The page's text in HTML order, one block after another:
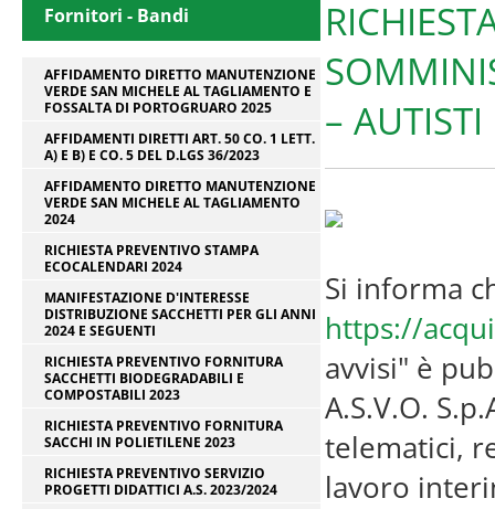
Fornitori - Bandi
AFFIDAMENTO DIRETTO MANUTENZIONE
VERDE SAN MICHELE AL TAGLIAMENTO E
FOSSALTA DI PORTOGRUARO 2025
AFFIDAMENTI DIRETTI ART. 50 CO. 1 LETT.
A) E B) E CO. 5 DEL D.LGS 36/2023
AFFIDAMENTO DIRETTO MANUTENZIONE
VERDE SAN MICHELE AL TAGLIAMENTO
2024
RICHIESTA PREVENTIVO STAMPA
ECOCALENDARI 2024
MANIFESTAZIONE D'INTERESSE
DISTRIBUZIONE SACCHETTI PER GLI ANNI
2024 E SEGUENTI
RICHIESTA PREVENTIVO FORNITURA
SACCHETTI BIODEGRADABILI E
COMPOSTABILI 2023
RICHIESTA PREVENTIVO FORNITURA
SACCHI IN POLIETILENE 2023
RICHIESTA PREVENTIVO SERVIZIO
PROGETTI DIDATTICI A.S. 2023/2024
–
Si informa
https://
avvisi" è
A.S.V.O.
telematici,
lavoro